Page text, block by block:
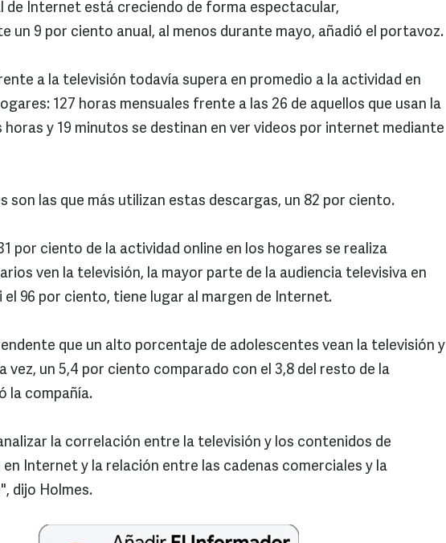
de Internet está creciendo de forma espectacular,
un 9 por ciento anual, al menos durante mayo, añadió el portavoz.
a la televisión todavía supera en promedio a la actividad en
127 horas mensuales frente a las 26 de aquellos que usan la
horas y 19 minutos se destinan en ver videos por internet mediante
son las que más utilizan estas descargas, un 82 por ciento.
por ciento de la actividad online en los hogares se realiza
ven la televisión, la mayor parte de la audiencia televisiva en
el 96 por ciento, tiene lugar al margen de Internet.
que un alto porcentaje de adolescentes vean la televisión y
vez, un 5,4 por ciento comparado con el 3,8 del resto de la
la compañía.
la correlación entre la televisión y los contenidos de
Internet y la relación entre las cadenas comerciales y la
dijo Holmes.